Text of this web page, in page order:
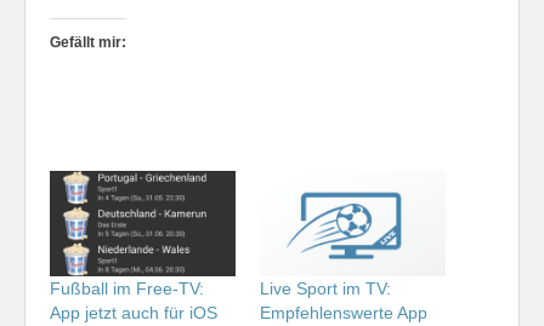
Gefällt mir:
Fußball im Free-TV:
App jetzt auch für iOS
Live Sport im TV:
Empfehlenswerte App